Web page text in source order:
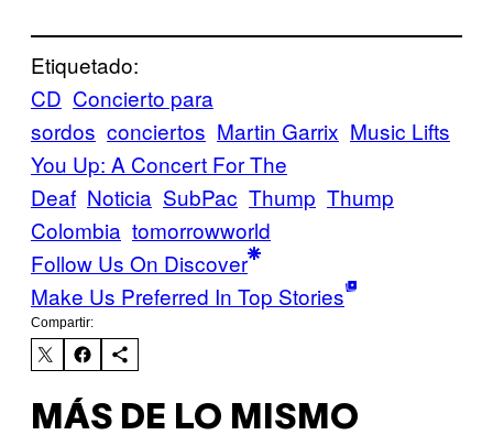
Etiquetado:
CD Concierto para
sordos conciertos Martin Garrix Music Lifts
You Up: A Concert For The
Deaf Noticia SubPac Thump Thump
Colombia tomorrowworld
Follow Us On Discover
Make Us Preferred In Top Stories
Compartir:
MÁS DE LO MISMO